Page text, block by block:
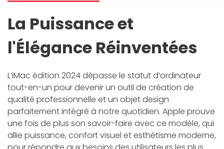
La Puissance et
l'Élégance Réinventées
L’iMac édition 2024 dépasse le statut d’ordinateur
tout-en-un pour devenir un outil de création de
qualité professionnelle et un objet design
parfaitement intégré à notre quotidien. Apple prouve
une fois de plus son savoir-faire avec ce modèle, qui
allie puissance, confort visuel et esthétisme moderne,